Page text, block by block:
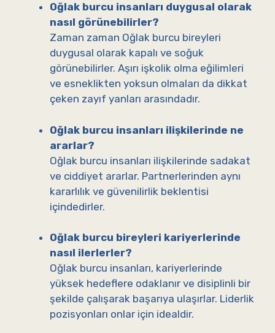
Oğlak burcu insanları duygusal olarak
nasıl görünebilirler?
Zaman zaman Oğlak burcu bireyleri
duygusal olarak kapalı ve soğuk
görünebilirler. Aşırı işkolik olma eğilimleri
ve esneklikten yoksun olmaları da dikkat
çeken zayıf yanları arasındadır.
Oğlak burcu insanları ilişkilerinde ne
ararlar?
Oğlak burcu insanları ilişkilerinde sadakat
ve ciddiyet ararlar. Partnerlerinden aynı
kararlılık ve güvenilirlik beklentisi
içindedirler.
Oğlak burcu bireyleri kariyerlerinde
nasıl ilerlerler?
Oğlak burcu insanları, kariyerlerinde
yüksek hedeflere odaklanır ve disiplinli bir
şekilde çalışarak başarıya ulaşırlar. Liderlik
pozisyonları onlar için idealdir.